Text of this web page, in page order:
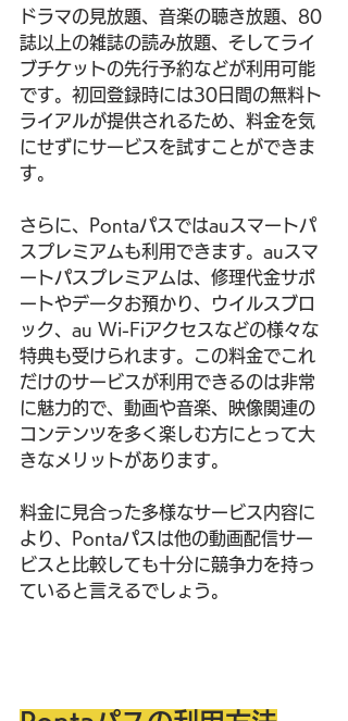
ドラマの見放題、音楽の聴き放題、80
誌以上の雑誌の読み放題、そしてライ
ブチケットの先行予約などが利用可能
です。初回登録時には30日間の無料ト
ライアルが提供されるため、料金を気
にせずにサービスを試すことができま
す。
さらに、Pontaパスではauスマートパ
スプレミアムも利用できます。auスマ
ートパスプレミアムは、修理代金サポ
ートやデータお預かり、ウイルスブロ
ック、au Wi-Fiアクセスなどの様々な
特典も受けられます。この料金でこれ
だけのサービスが利用できるのは非常
に魅力的で、動画や音楽、映像関連の
コンテンツを多く楽しむ方にとって大
きなメリットがあります。
料金に見合った多様なサービス内容に
より、Pontaパスは他の動画配信サー
ビスと比較しても十分に競争力を持っ
ていると言えるでしょう。